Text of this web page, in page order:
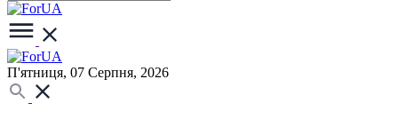
П'ятниця, 07 Серпня, 2026